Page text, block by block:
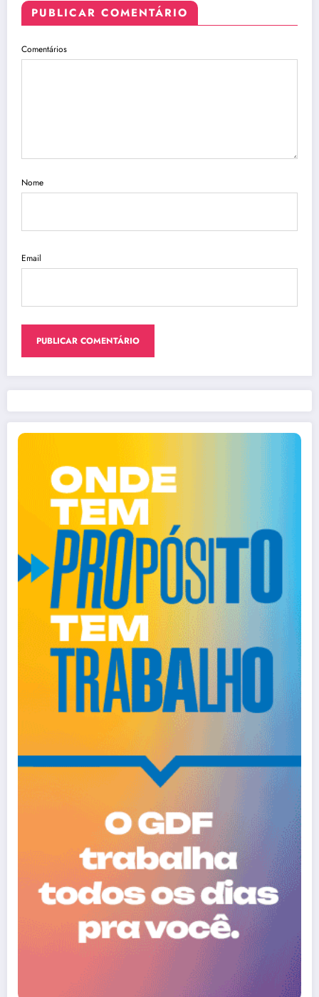
PUBLICAR COMENTÁRIO
Comentários
Nome
Email